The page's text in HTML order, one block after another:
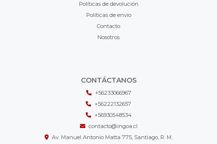
Políticas de devolución
Políticas de envío
Contacto
Nosotros
CONTÁCTANOS
+56233066967
+56222132657
+56930548534
contacto@ingoa.cl
Av. Manuel Antonio Matta 775, Santiago, R. M.